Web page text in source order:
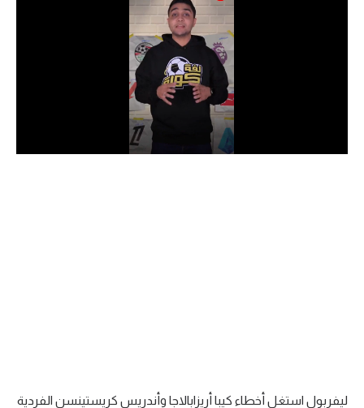
الدوري السعودي للمحترفين
دوري أبطال إفريقيا
سعودي في الجول
ليفربول استغل أخطاء كيبا أريزابالاجا وأندريس كريستينسن الفردية